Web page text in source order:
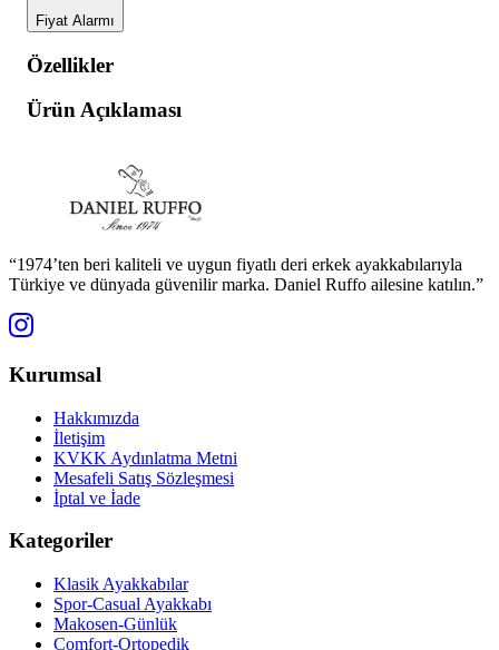
Fiyat Alarmı
Özellikler
Ürün Açıklaması
“1974’ten beri kaliteli ve uygun fiyatlı deri erkek ayakkabılarıyla
Türkiye ve dünyada güvenilir marka. Daniel Ruffo ailesine katılın.”
Kurumsal
Hakkımızda
İletişim
KVKK Aydınlatma Metni
Mesafeli Satış Sözleşmesi
İptal ve İade
Kategoriler
Klasik Ayakkabılar
Spor-Casual Ayakkabı
Makosen-Günlük
Comfort-Ortopedik